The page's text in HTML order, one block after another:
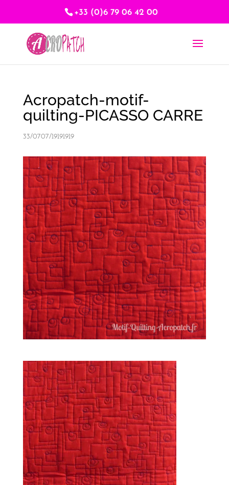
+33 (0)6 79 06 42 00
Acropatch-motif-
quilting-PICASSO CARRE
33/0707/19191919